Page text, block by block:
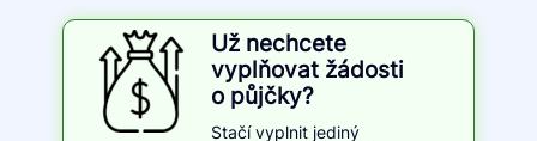
Už nechcete
vyplňovat žádosti
o půjčky?
Stačí vyplnit jediný